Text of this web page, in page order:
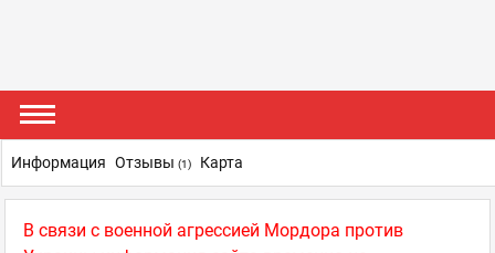
В связи с военной агрессией Мордора против
Информация Отзывы (1) Карта